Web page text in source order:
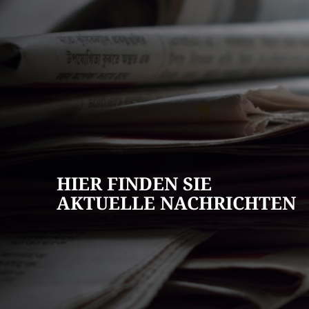
Mängel melden
Wahlen
HIER FINDEN SIE
AKTUELLE NACHRICHTEN